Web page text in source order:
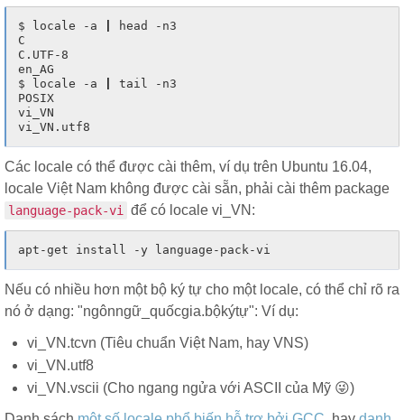
$ locale -a
head -n3
C
C.UTF-8
en_AG
$ locale -a
tail -n3
POSIX
vi_VN
Các locale có thể được cài thêm, ví dụ trên Ubuntu 16.04,
locale Việt Nam không được cài sẵn, phải cài thêm package
language-pack-vi để có locale vi_VN:
Nếu có nhiều hơn một bộ ký tự cho một locale, có thể chỉ rõ ra
nó ở dạng: "ngônngữ_quốcgia.bộkýtự": Ví dụ:
vi_VN.tcvn (Tiêu chuẩn Việt Nam, hay VNS)
vi_VN.utf8
vi_VN.vscii (Cho ngang ngửa với ASCII của Mỹ 😜)